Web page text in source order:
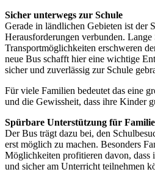
Sicher unterwegs zur Schule
Gerade in ländlichen Gebieten ist der
Herausforderungen verbunden.
Transportmöglichkeiten erschweren
neue Bus schafft hier eine wichtige
sicher und zuverlässig zur Schule
Für viele Familien bedeutet das eine
und die Gewissheit, dass ihre Kinder
Spürbare Unterstützung für
Der Bus trägt dazu bei, den
erst möglich zu machen. Besonders
Möglichkeiten profitieren davon, dass
und sicher am Unterricht teilnehmen